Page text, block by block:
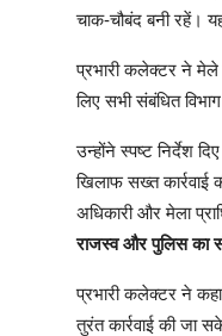
चाक-चौबंद बनी रहें।
प्रभारी कलेक्टर ने मेले
लिए सभी संबंधित
उन्होंने स्पष्ट निर्देश
खिलाफ सख्त कार्रवाई
अधिकारी और मेला
राजस्व और पुलिस का
प्रभारी कलेक्टर ने
तुरंत कार्रवाई की जा